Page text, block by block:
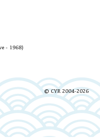
- 1968)
© CYR 2004-2026